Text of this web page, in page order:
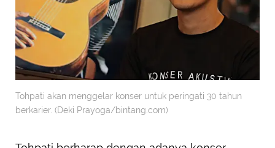
Tohpati akan menggelar konser untuk peringati 30 tahun
berkarier. (Deki Prayoga/bintang.com)